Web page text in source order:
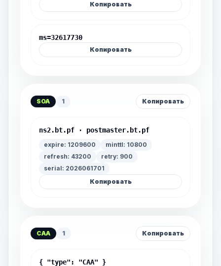
Копировать
ms=32617730
Копировать
SOA 1 Копировать
ns2.bt.pf · postmaster.bt.pf
expire: 1209600
minttl: 10800
refresh: 43200
retry: 900
serial: 2026061701
Копировать
CAA 1 Копировать
{ "type": "CAA" }